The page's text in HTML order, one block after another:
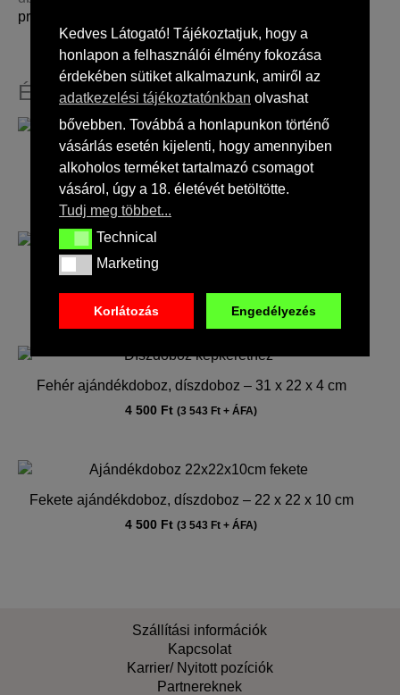
Kedves Látogató! Tájékoztatjuk, hogy a
honlapon a felhasználói élmény fokozása
érdekében sütiket alkalmazunk, amiről az
adatkezelési tájékoztatónkban olvashat
bővebben. Továbbá a honlapunkon történő
vásárlás esetén kijelenti, hogy amennyiben
alkoholos terméket tartalmazó csomagot
vásárol, úgy a 18. életévét betöltötte.
Tudj meg többet...
TechnicalTechnical
MarketingMarketing
Engedélyezés
Korlátozás
premiumajandekdoboz.hu
Érdekelhetnek még…
Fekete ajándékdoboz, díszdoboz – 33 x 22 x 10 cm
5 000Ft ( 3 937 Ft + ÁFA)
Fehér ajándékdoboz, díszdoboz – 33 x 22 x 10 cm
5 000Ft (3 937Ft+ ÁFA)
Fehér ajándékdoboz, díszdoboz – 31 x 22 x 4 cm
4 500 Ft (3 543 Ft + ÁFA)
Fekete ajándékdoboz, díszdoboz – 22 x 22 x 10 cm
4 500 Ft (3 543 Ft + ÁFA)
Szállítási információk
Kapcsolat
Karrier/ Nyitott pozíciók
Partnereknek